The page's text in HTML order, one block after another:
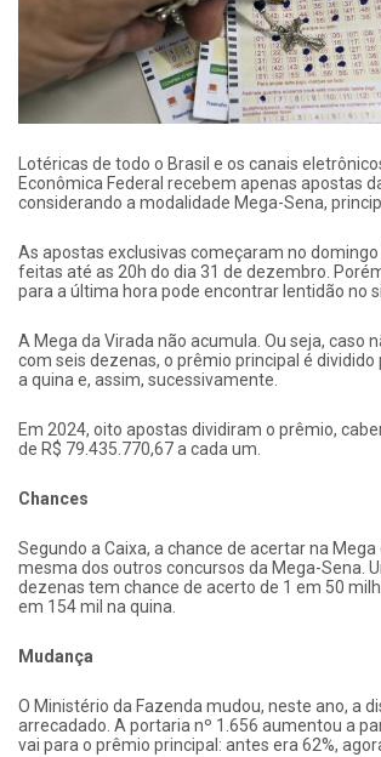
Lotéricas de todo o Brasil e os canais
Econômica Federal recebem apenas apostas
considerando a modalidade Mega-Sena,
As apostas exclusivas começaram no
feitas até as 20h do dia 31 de dezembro.
para a última hora pode encontrar lentidão no
A Mega da Virada não acumula. Ou seja, caso
com seis dezenas, o prêmio principal é
a quina e, assim, sucessivamente.
Em 2024, oito apostas dividiram o prêmio,
de R$ 79.435.770,67 a cada um.
Chances
Segundo a Caixa, a chance de acertar na Mega
mesma dos outros concursos da Mega-Sena.
dezenas tem chance de acerto de 1 em 50
em 154 mil na quina.
Mudança
O Ministério da Fazenda mudou, neste ano, a
arrecadado. A portaria nº 1.656 aumentou a
vai para o prêmio principal: antes era 62%,